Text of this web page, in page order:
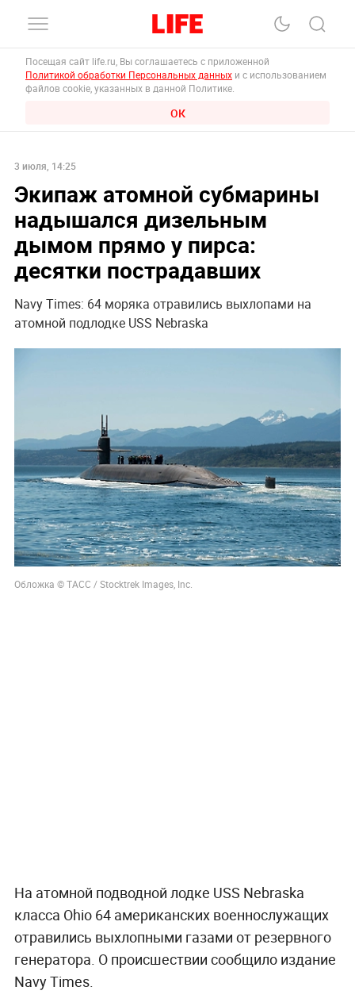
Посещая сайт life.ru, Вы соглашаетесь с приложенной
Политикой обработки Персональных данных и с использованием
файлов cookie, указанных в данной Политике.
ОК
3 июля, 14:25
Экипаж атомной субмарины
надышался дизельным
дымом прямо у пирса:
десятки пострадавших
Navy Times: 64 моряка отравились выхлопами на
атомной подлодке USS Nebraska
Обложка © ТАСС / Stocktrek Images, Inc.
На атомной подводной лодке USS Nebraska
класса Ohio 64 американских военнослужащих
отравились выхлопными газами от резервного
генератора. О происшествии сообщило издание
Navy Times.